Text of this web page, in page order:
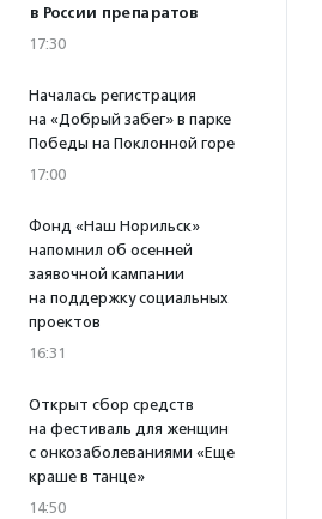
в России препаратов
17:30
Началась регистрация
на «Добрый забег» в парке
Победы на Поклонной горе
17:00
Фонд «Наш Норильск»
напомнил об осенней
заявочной кампании
на поддержку социальных
проектов
16:31
Открыт сбор средств
на фестиваль для женщин
с онкозаболеваниями «Еще
краше в танце»
14:50